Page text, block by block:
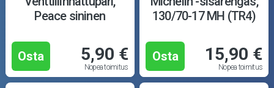
Peace sininen
Osta 5,90 €
Nopea toimitus
130/70-17 MH (TR4)
Osta 15,90 €
Nopea toimitus